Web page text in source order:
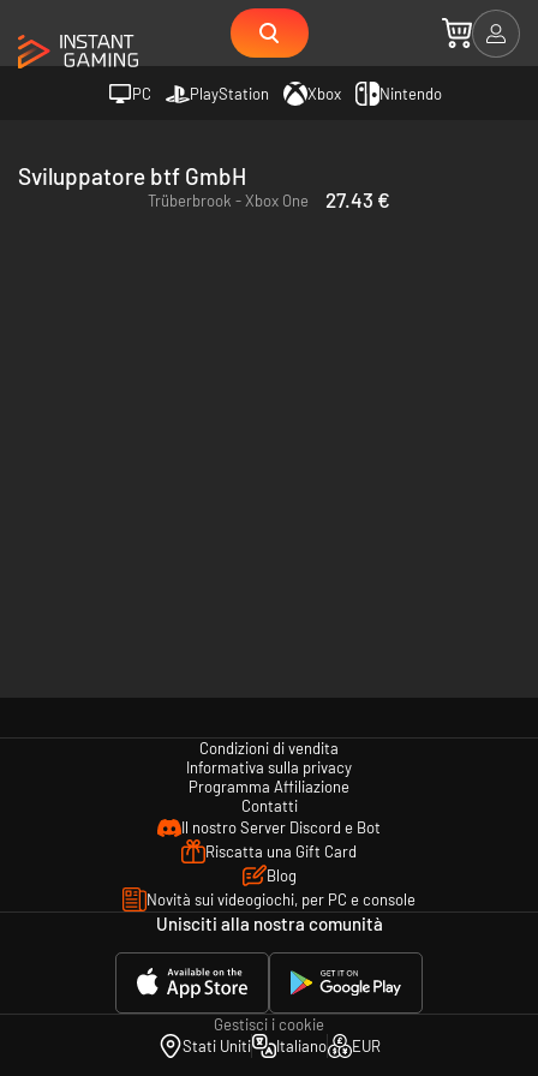
PC PlayStation Xbox Nintendo
Sviluppatore btf GmbH
Trüberbrook - Xbox One 27.43 €
Condizioni di vendita
Informativa sulla privacy
Programma Affiliazione
Contatti
Il nostro Server Discord e Bot
Riscatta una Gift Card
Blog
Novità sui videogiochi, per PC e console
Unisciti alla nostra comunità
Gestisci i cookie
Stati Uniti
Italiano EUR